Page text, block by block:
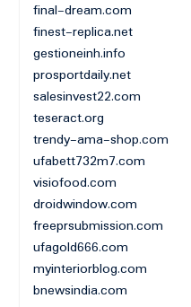
final-dream.com
finest-replica.net
gestioneinh.info
prosportdaily.net
salesinvest22.com
teseract.org
trendy-ama-shop.com
ufabett732m7.com
visiofood.com
droidwindow.com
freeprsubmission.com
ufagold666.com
myinteriorblog.com
bnewsindia.com